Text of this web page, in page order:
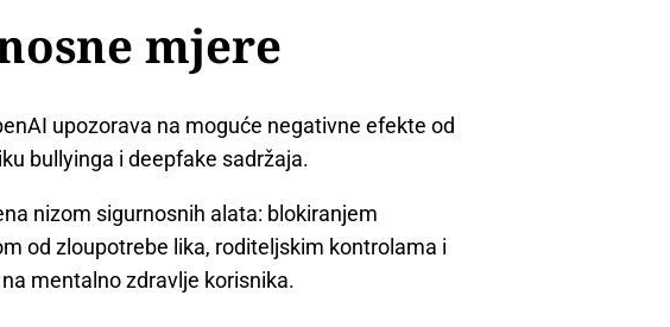
mjere
upozorava na moguće negativne efekte od
bullyinga i deepfake sadržaja.
nizom sigurnosnih alata: blokiranjem
od zloupotrebe lika, roditeljskim kontrolama i
mentalno zdravlje korisnika.